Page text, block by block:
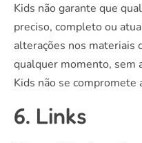
Kids não garante que
preciso, completo ou
alterações nos materiais
qualquer momento, sem
Kids não se compromete
6. Links